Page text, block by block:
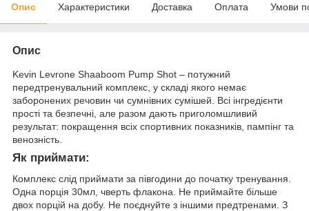
Опис Характеристики Доставка Оплата Умови
Опис
Kevin Levrone Shaaboom Pump Shot – потужний
передтренувальний комплекс, у складі якого немає
заборонених речовин чи сумнівних сумішей. Всі інгредієнти
прості та безпечні, але разом дають приголомшливий
результат: покращення всіх спортивних показників, пампінг та
венозність.
Як приймати:
Комплекс слід приймати за півгодини до початку тренування.
Одна порція 30мл, чверть флакона. Не приймайте більше
двох порцій на добу. Не поєднуйте з іншими предтренами. З